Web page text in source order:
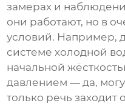
замерах и
они работают, но в
условий. Например,
системе холодной
начальной
давлением — да,
только речь заходит